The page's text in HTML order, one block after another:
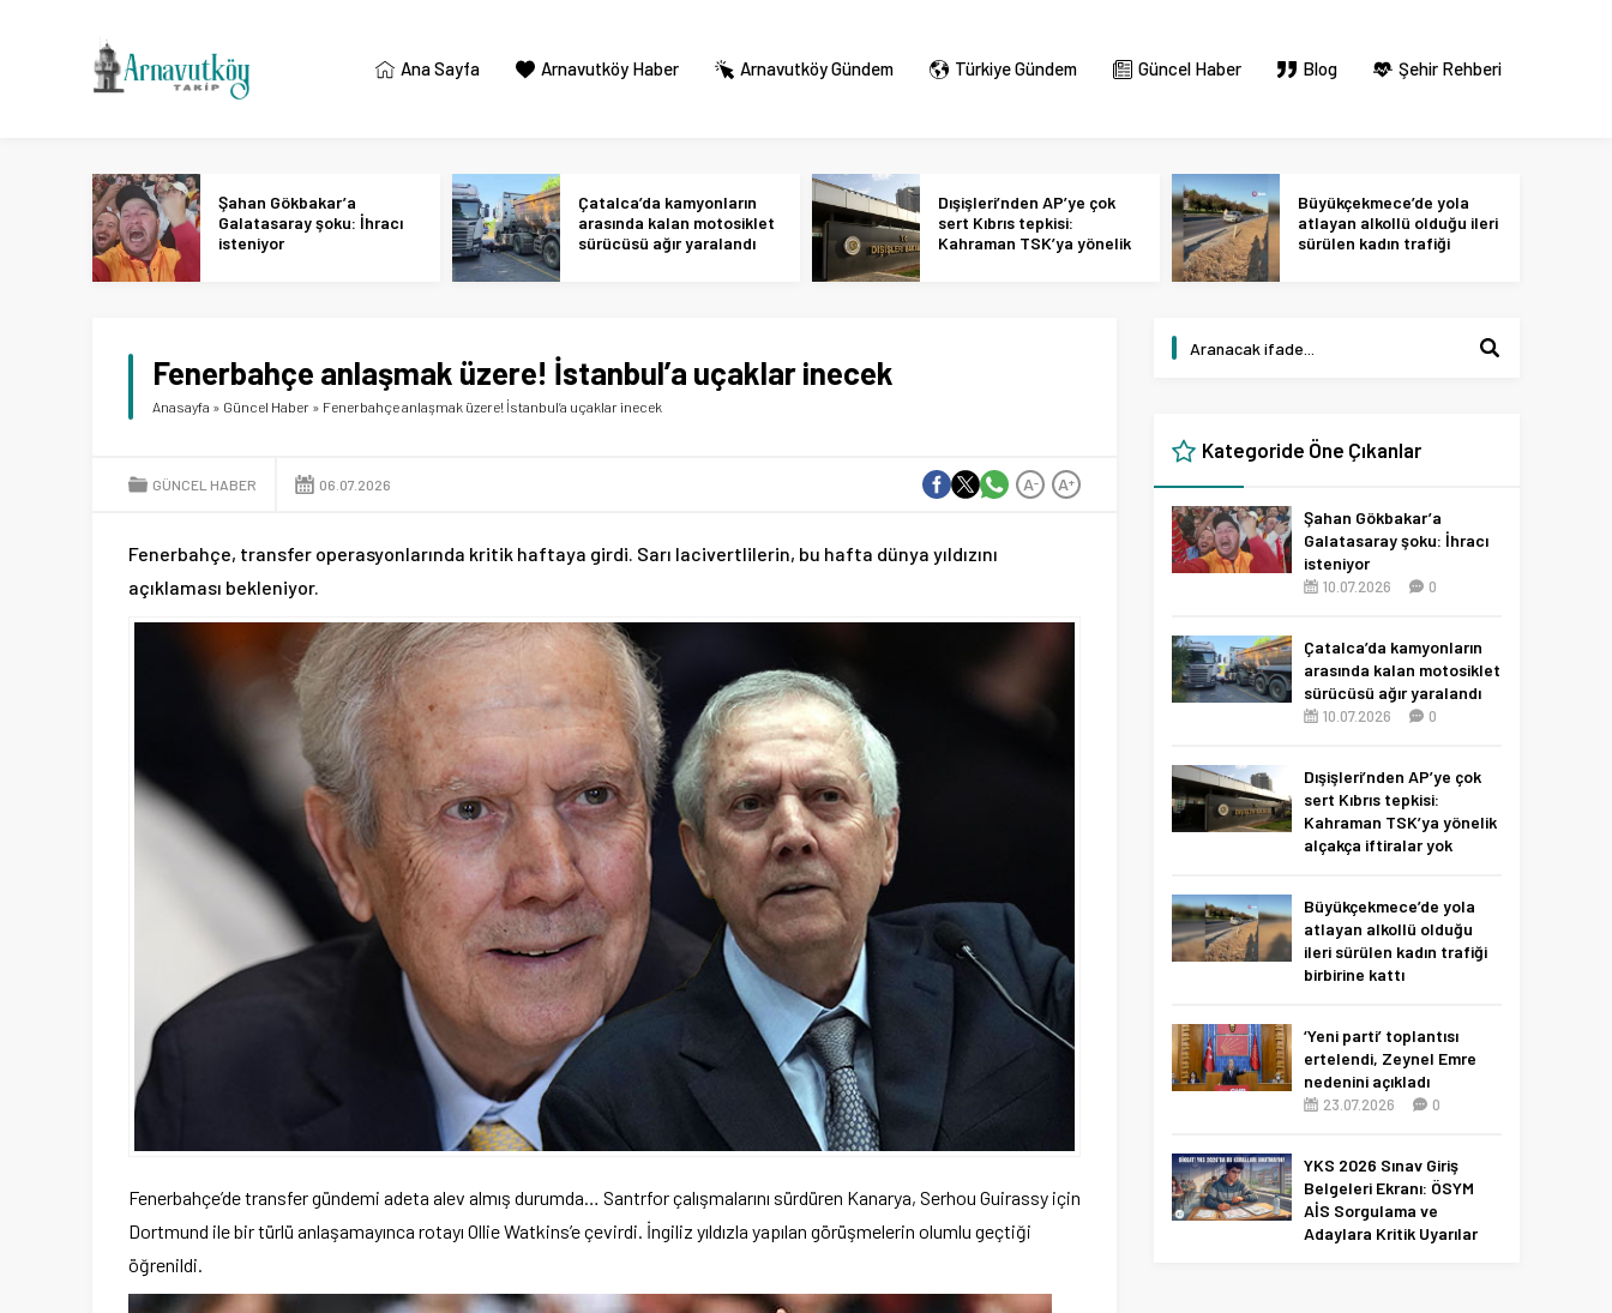
Ana Sayfa Arnavutköy Haber Arnavutköy Gündem Türkiye Gündem Güncel Haber Blog Şehir Rehberi
Şahan Gökbakar’a
Galatasaray şoku: İhracı
isteniyor
Çatalca’da kamyonların
arasında kalan motosiklet
sürücüsü ağır yaralandı
Dışişleri’nden AP’ye çok
sert Kıbrıs tepkisi:
Kahraman TSK’ya yönelik
Büyükçekmece’de yola
atlayan alkollü olduğu ileri
sürülen kadın trafiği
Fenerbahçe anlaşmak üzere! İstanbul’a uçaklar inecek
Anasayfa » Güncel Haber » Fenerbahçe anlaşmak üzere! İstanbul’a uçaklar inecek
GÜNCEL HABER 06.07.2026 A+
A-
Fenerbahçe, transfer operasyonlarında kritik haftaya girdi. Sarı lacivertlilerin, bu hafta dünya yıldızını
açıklaması bekleniyor.
Fenerbahçe’de transfer gündemi adeta alev almış durumda… Santrfor çalışmalarını sürdüren Kanarya, Serhou Guirassy için
Dortmund ile bir türlü anlaşamayınca rotayı Ollie Watkins’e çevirdi. İngiliz yıldızla yapılan görüşmelerin olumlu geçtiği
öğrenildi.
Kategoride Öne Çıkanlar
Şahan Gökbakar’a
Galatasaray şoku: İhracı
isteniyor
10.07.2026 0
Çatalca’da kamyonların
arasında kalan motosiklet
sürücüsü ağır yaralandı
10.07.2026 0
Dışişleri’nden AP’ye çok
sert Kıbrıs tepkisi:
Kahraman TSK’ya yönelik
alçakça iftiralar yok
Büyükçekmece’de yola
atlayan alkollü olduğu
ileri sürülen kadın trafiği
birbirine kattı
‘Yeni parti’ toplantısı
ertelendi, Zeynel Emre
nedenini açıkladı
23.07.2026 0
YKS 2026 Sınav Giriş
Belgeleri Ekranı: ÖSYM
AİS Sorgulama ve
Adaylara Kritik Uyarılar